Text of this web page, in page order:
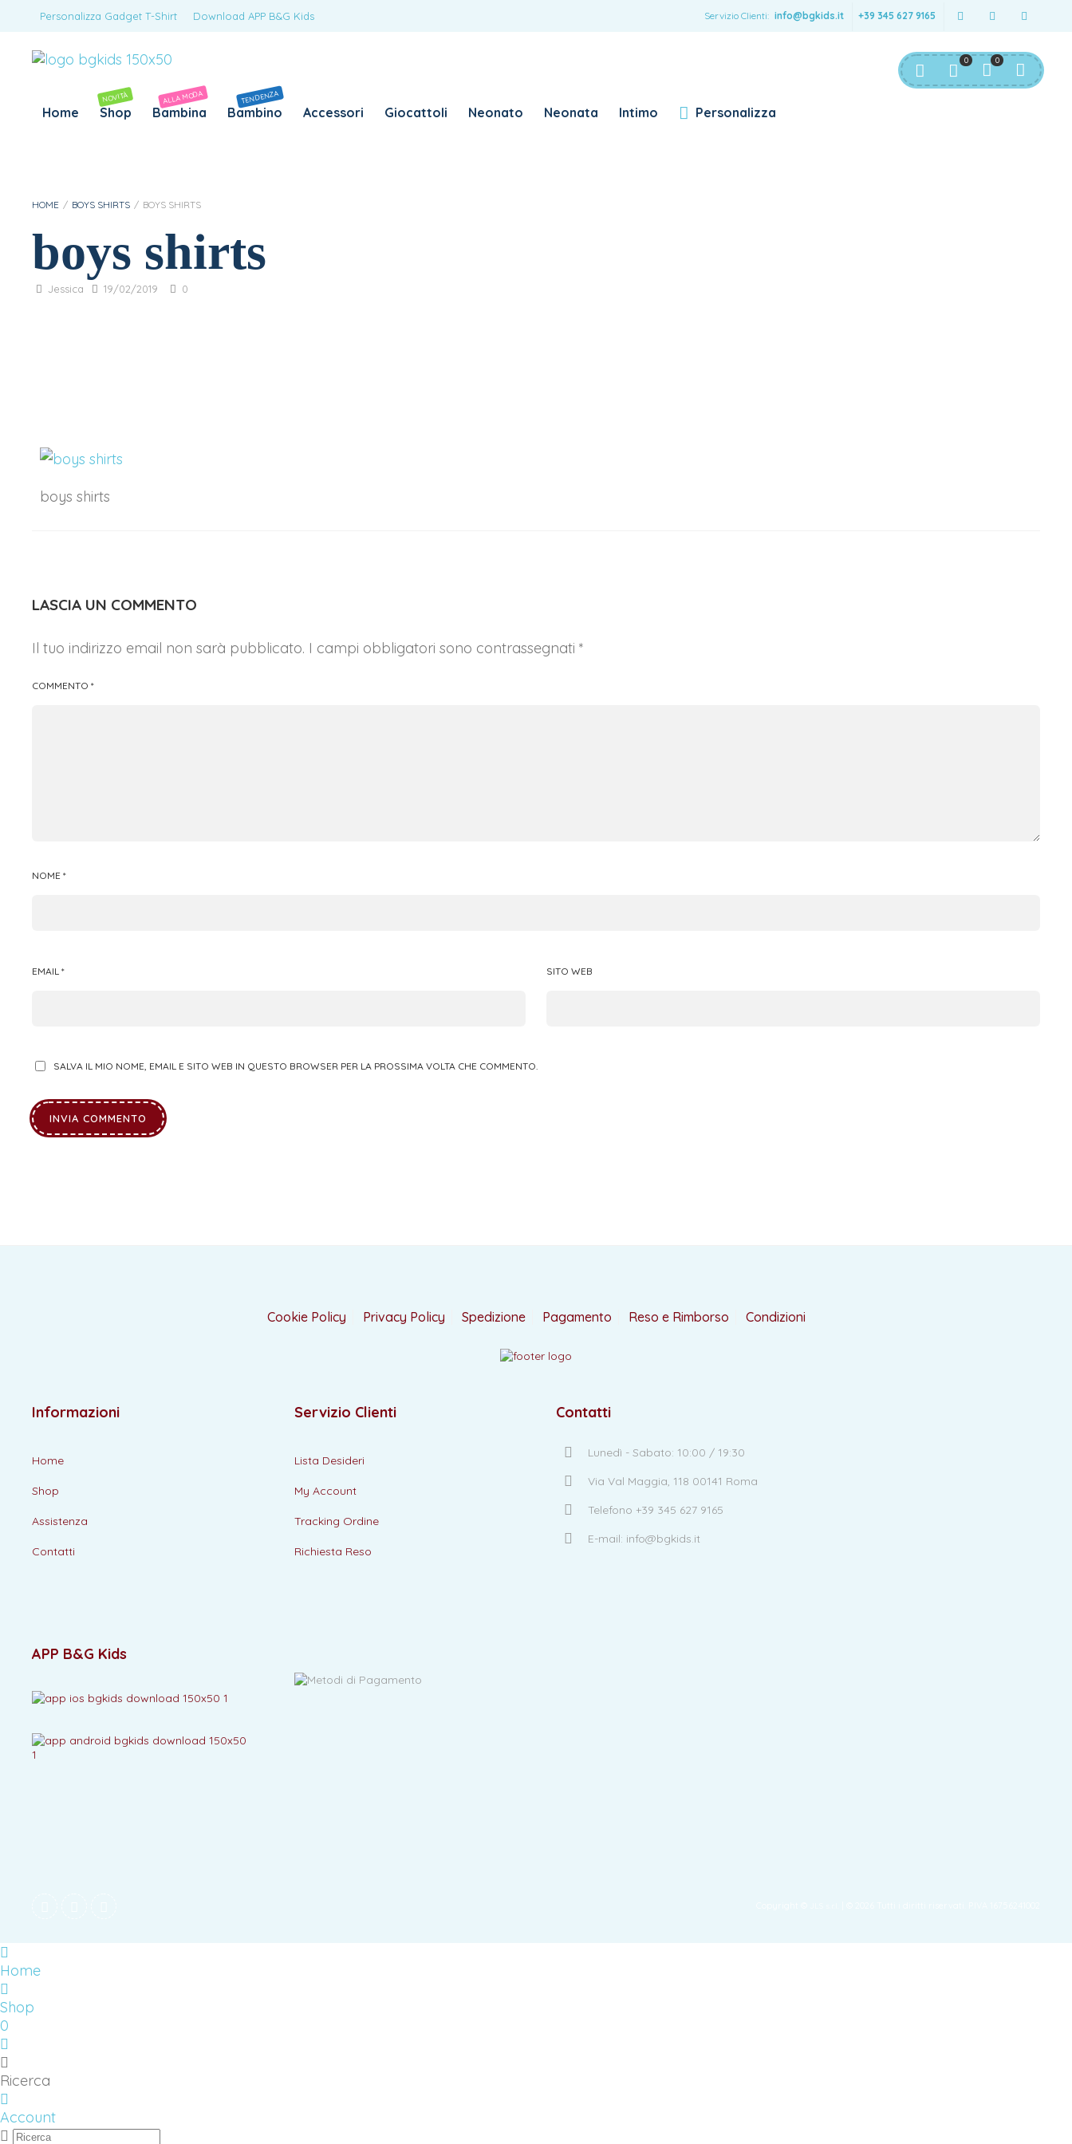
Servizio Clienti: info@bgkids.it +39 345 627 9165
Personalizza Gadget T-Shirt Download APP B&G Kids
0
0
NOME UTENTE RICHIESTO
Home Shop
NOVITÀ
Bambina
ALLA MODA
Bambino
TENDENZA
Accessori Giocattoli Neonato Neonata Intimo Personalizza
HOME / BOYS SHIRTS / BOYS SHIRTS
boys shirts
Jessica 19/02/2019 0
boys shirts
LASCIA UN COMMENTO
Il tuo indirizzo email non sarà pubblicato. I campi obbligatori sono contrassegnati *
COMMENTO *
NOME *
EMAIL * SITO WEB
SALVA IL MIO NOME, EMAIL E SITO WEB IN QUESTO BROWSER PER LA PROSSIMA VOLTA CHE COMMENTO.
Cookie Policy Privacy Policy Spedizione Pagamento Reso e Rimborso Condizioni
Informazioni
Home
Shop
Assistenza
Contatti
Servizio Clienti
Lista Desideri
My Account
Tracking Ordine
Richiesta Reso
Contatti
Lunedì - Sabato: 10:00 / 19:30
Via Val Maggia, 118 00141 Roma
Telefono +39 345 627 9165
E-mail: info@bgkids.it
APP B&G Kids
Home
Shop
0
Ricerca
Account